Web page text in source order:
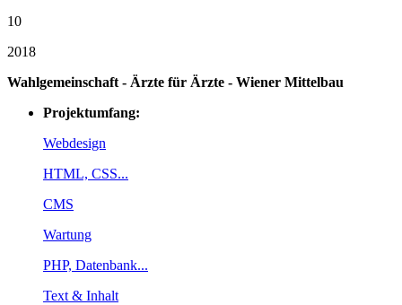
10
2018
Wahlgemeinschaft - Ärzte für Ärzte - Wiener Mittelbau
Projektumfang:
Webdesign
HTML, CSS...
CMS
Wartung
PHP, Datenbank...
Text & Inhalt